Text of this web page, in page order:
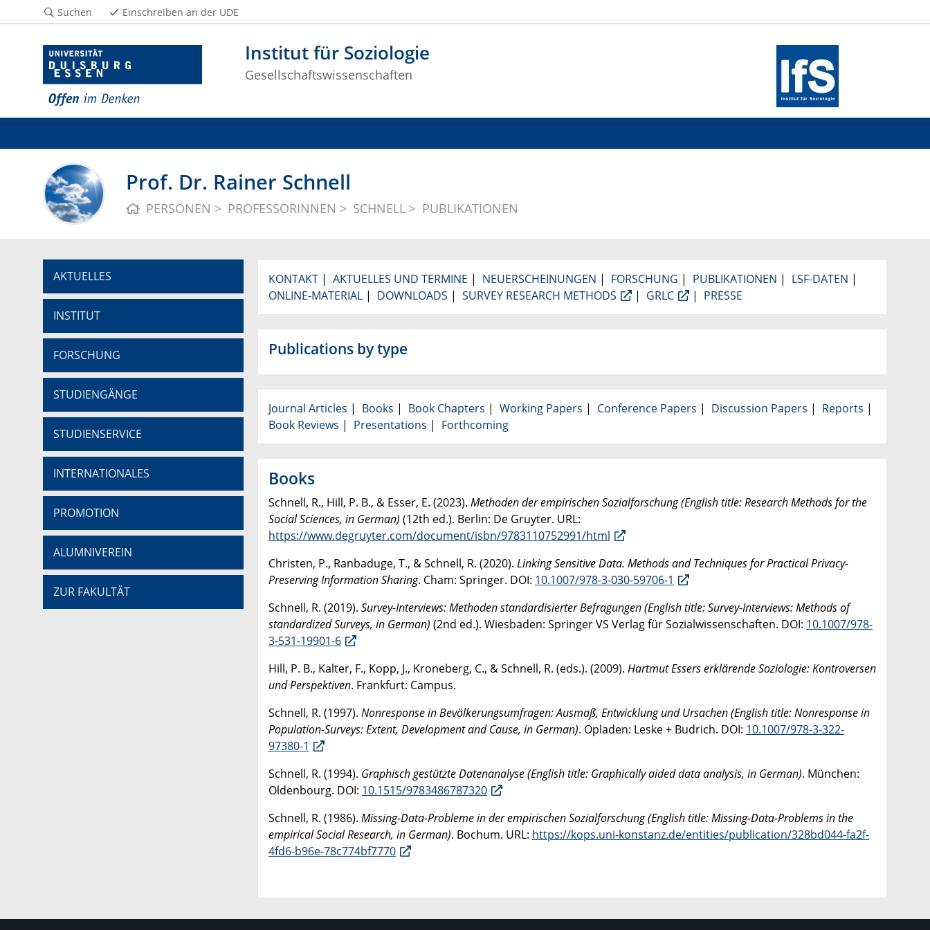
Institut für Soziologie
Gesellschaftswissenschaften
Suchen Einschreiben an der UDE
Prof. Dr. Rainer Schnell
PERSONEN PROFESSORINNEN SCHNELL PUBLIKATIONEN
AKTUELLES
INSTITUT
FORSCHUNG
STUDIENGÄNGE
STUDIENSERVICE
INTERNATIONALES
PROMOTION
ALUMNIVEREIN
ZUR FAKULTÄT
KONTAKT | AKTUELLES UND TERMINE | NEUERSCHEINUNGEN | FORSCHUNG | PUBLIKATIONEN | LSF-DATEN |
ONLINE-MATERIAL | DOWNLOADS | SURVEY RESEARCH METHODS | GRLC | PRESSE
Publications by type
Journal Articles | Books | Book Chapters | Working Papers | Conference Papers | Discussion Papers | Reports |
Book Reviews | Presentations | Forthcoming
Books
Schnell, R., Hill, P. B., & Esser, E. (2023). Methoden der empirischen Sozialforschung (English title: Research Methods for the
Social Sciences, in German) (12th ed.). Berlin: De Gruyter. URL:
https://www.degruyter.com/document/isbn/9783110752991/html
Christen, P., Ranbaduge, T., & Schnell, R. (2020). Linking Sensitive Data. Methods and Techniques for Practical Privacy-
Preserving Information Sharing. Cham: Springer. DOI: 10.1007/978-3-030-59706-1
Schnell, R. (2019). Survey-Interviews: Methoden standardisierter Befragungen (English title: Survey-Interviews: Methods of
standardized Surveys, in German) (2nd ed.). Wiesbaden: SpringerVS Verlag für Sozialwissenschaften. DOI: 10.1007/978-
3-531-19901-6
Hill, P. B., Kalter, F., Kopp, J., Kroneberg, C., & Schnell, R. (eds.). (2009). Hartmut Essers erklärende Soziologie: Kontroversen
und Perspektiven. Frankfurt: Campus.
Schnell, R. (1997). Nonresponse in Bevölkerungsumfragen: Ausmaß, Entwicklung und Ursachen (English title: Nonresponse in
Population-Surveys: Extent, Development and Cause, in German). Opladen: Leske + Budrich. DOI: 10.1007/978-3-322-
97380-1
Schnell, R. (1994). Graphisch gestützte Datenanalyse (English title: Graphically aided data analysis, in German). München:
Oldenbourg. DOI: 10.1515/9783486787320
Schnell, R. (1986). Missing-Data-Probleme in der empirischen Sozialforschung (English title: Missing-Data-Problems in the
empirical Social Research, in German). Bochum. URL: https://kops.uni-konstanz.de/entities/publication/328bd044-fa2f-
4fd6-b96e-78c774bf7770